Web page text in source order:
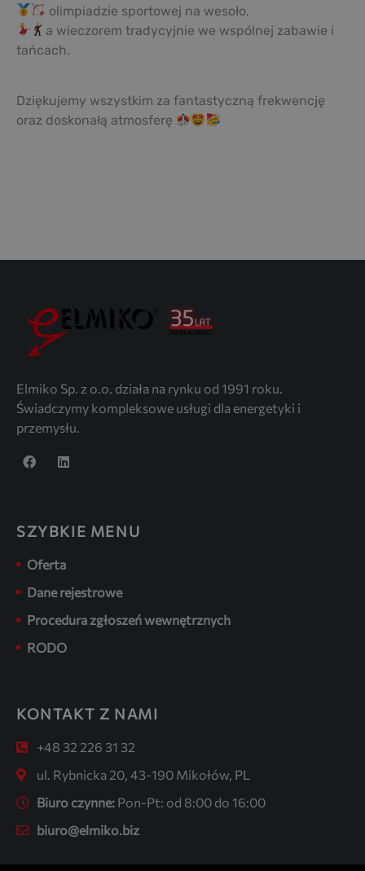
olimpiadzie sportowej na wesoło,
a wieczorem tradycyjnie we wspólnej zabawie i
tańcach.
Dziękujemy wszystkim za fantastyczną frekwencję
oraz doskonałą atmosferę
Elmiko Sp. z o.o. działa na rynku od 1991 roku.
Świadczymy kompleksowe usługi dla energetyki i
przemysłu.
SZYBKIE MENU
Oferta
Dane rejestrowe
Procedura zgłoszeń wewnętrznych
RODO
KONTAKT Z NAMI
+48 32 226 31 32
ul. Rybnicka 20, 43-190 Mikołów, PL
Biuro czynne: Pon-Pt: od 8:00 do 16:00
biuro@elmiko.biz